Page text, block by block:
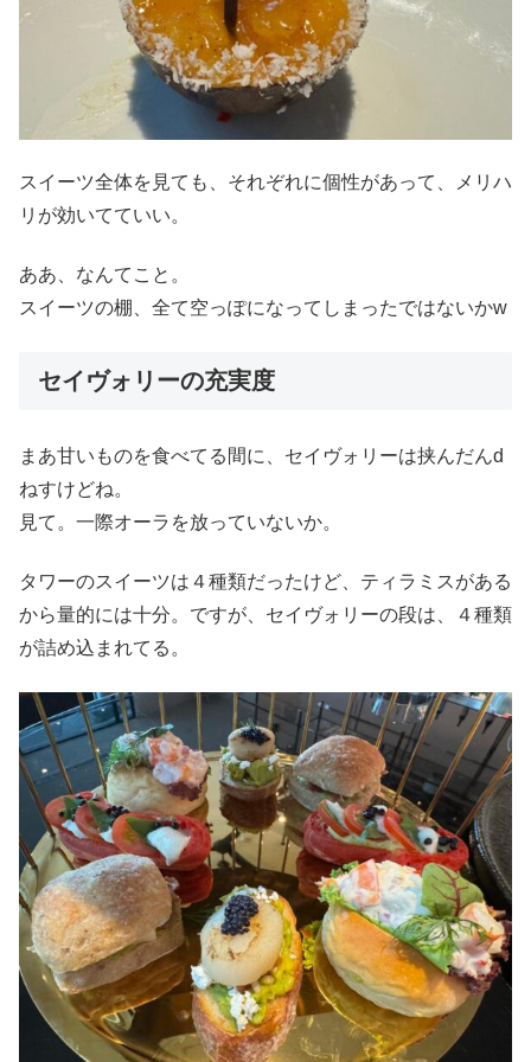
スイーツ全体を見ても、それぞれに個性があって、メリハ
リが効いてていい。
ああ、なんてこと。
スイーツの棚、全て空っぽになってしまったではないかw
セイヴォリーの充実度
まあ甘いものを食べてる間に、セイヴォリーは挟んだんd
ねすけどね。
見て。一際オーラを放っていないか。
タワーのスイーツは４種類だったけど、ティラミスがある
から量的には十分。ですが、セイヴォリーの段は、４種類
が詰め込まれてる。